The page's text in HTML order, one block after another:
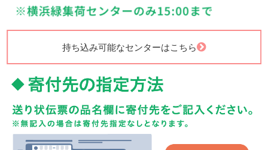
持ち込み可能なセンターはこちら